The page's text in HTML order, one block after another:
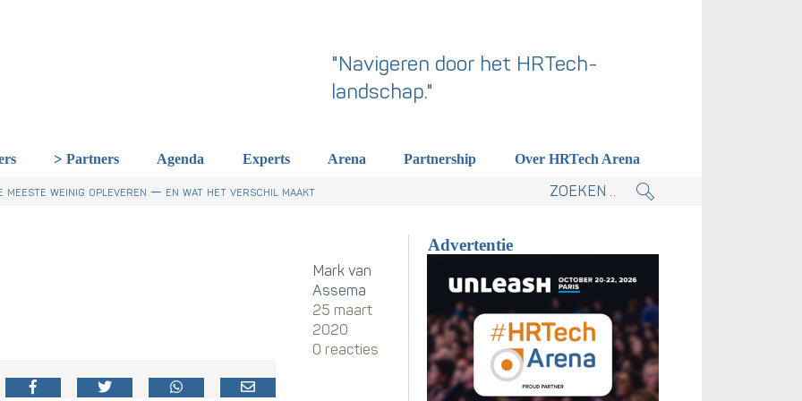
"Navigeren door het HRTech-
landschap."
Partners Agenda Experts Arena Partnership Over HRTech Arena
kabinet. Skills-gerichte arbeidsmarkt onderdeel actieplan.
een gemeenschappelijke skillstaal nodig heeft
dit een wake-up call is voor HR in Nederland
meeste weinig opleveren — en wat het verschil maakt
Mark van
Assema
25 maart
2020
0 reacties
Advertentie